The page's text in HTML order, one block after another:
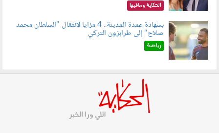
الحكاية ومافيها
100803.jpg
بشهادة عمدة المدينة.. 4 مزايا لانتقال "السلطان محمد
صلاح" إلى طرابزون التركي
رياضة